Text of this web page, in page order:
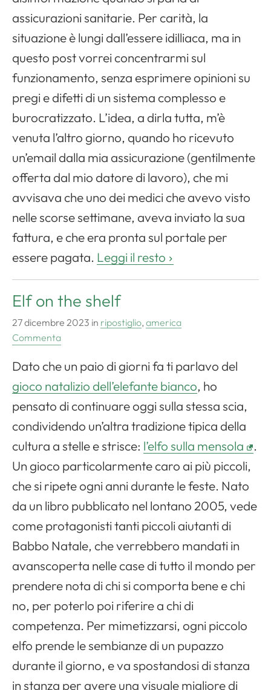
assicurazioni sanitarie. Per carità, la
situazione è lungi dall’essere idilliaca, ma in
questo post vorrei concentrarmi sul
funzionamento, senza esprimere opinioni su
pregi e difetti di un sistema complesso e
burocratizzato. L’idea, a dirla tutta, m’è
venuta l’altro giorno, quando ho ricevuto
un’email dalla mia assicurazione (gentilmente
offerta dal mio datore di lavoro), che mi
avvisava che uno dei medici che avevo visto
nelle scorse settimane, aveva inviato la sua
fattura, e che era pronta sul portale per
essere pagata. Leggi il resto
Elf on the shelf
27 dicembre 2023 in ripostiglio, america
Commenta
Dato che un paio di giorni fa ti parlavo del
gioco natalizio dell’elefante bianco, ho
pensato di continuare oggi sulla stessa scia,
condividendo un’altra tradizione tipica della
cultura a stelle e strisce: l’elfo sulla mensola
.
Un gioco particolarmente caro ai più piccoli,
che si ripete ogni anni durante le feste. Nato
da un libro pubblicato nel lontano 2005, vede
come protagonisti tanti piccoli aiutanti di
Babbo Natale, che verrebbero mandati in
avanscoperta nelle case di tutto il mondo per
prendere nota di chi si comporta bene e chi
no, per poterlo poi riferire a chi di
competenza. Per mimetizzarsi, ogni piccolo
elfo prende le sembianze di un pupazzo
durante il giorno, e va spostandosi di stanza
in stanza per avere una visuale migliore di